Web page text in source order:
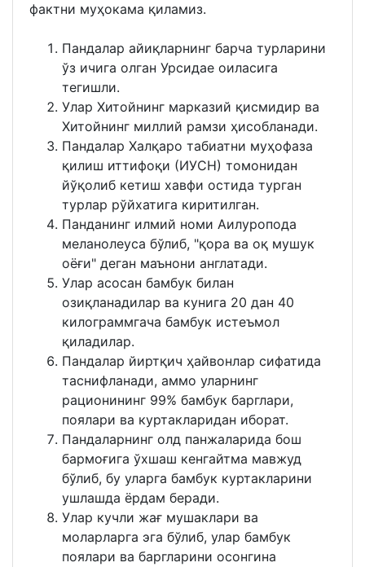
фактни муҳокама қиламиз.
Пандалар айиқларнинг барча турларини
ўз ичига олган Урсидае оиласига
тегишли.
Улар Хитойнинг марказий қисмидир ва
Хитойнинг миллий рамзи ҳисобланади.
Пандалар Халқаро табиатни муҳофаза
қилиш иттифоқи (ИУCН) томонидан
йўқолиб кетиш хавфи остида турган
турлар рўйхатига киритилган.
Панданинг илмий номи Аилуропода
меланолеуcа бўлиб, "қора ва оқ мушук
оёғи" деган маънони англатади.
Улар асосан бамбук билан
озиқланадилар ва кунига 20 дан 40
килограммгача бамбук истеъмол
қиладилар.
Пандалар йиртқич ҳайвонлар сифатида
таснифланади, аммо уларнинг
рационининг 99% бамбук барглари,
поялари ва куртакларидан иборат.
Пандаларнинг олд панжаларида бош
бармоғига ўхшаш кенгайтма мавжуд
бўлиб, бу уларга бамбук куртакларини
ушлашда ёрдам беради.
Улар кучли жағ мушаклари ва
моларларга эга бўлиб, улар бамбук
поялари ва баргларини осонгина